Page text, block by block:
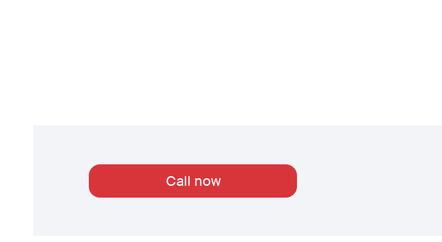
Call now